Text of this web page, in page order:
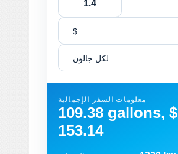
$
لكل جالون
معلومات السفر الإجمالية
109.38 gallons, $
153.14